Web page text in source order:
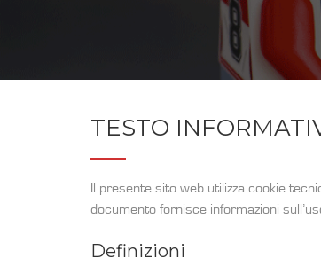
TESTO
Il presente sito web utilizza cookie
documento fornisce informazioni
Definizioni